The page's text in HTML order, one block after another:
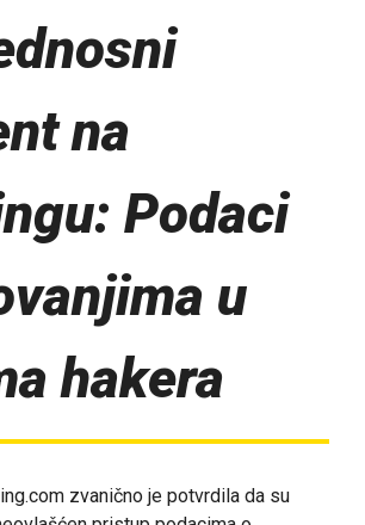
na
Podaci
u
hakera
zvanično je potvrdila da su